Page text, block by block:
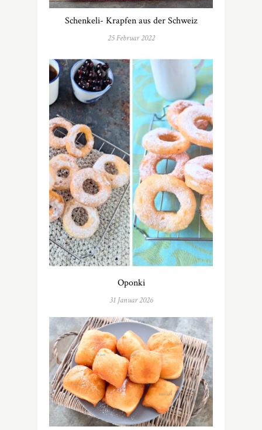
Schenkeli- Krapfen aus der Schweiz
25 Februar 2022
Oponki
31 Januar 2026